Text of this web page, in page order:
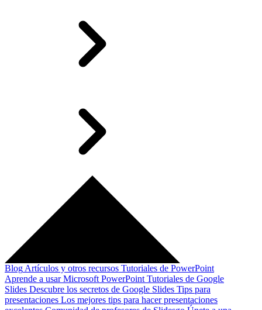
Blog Artículos y otros recursos Tutoriales de PowerPoint
Aprende a usar Microsoft PowerPoint Tutoriales de Google
Slides Descubre los secretos de Google Slides Tips para
presentaciones Los mejores tips para hacer presentaciones